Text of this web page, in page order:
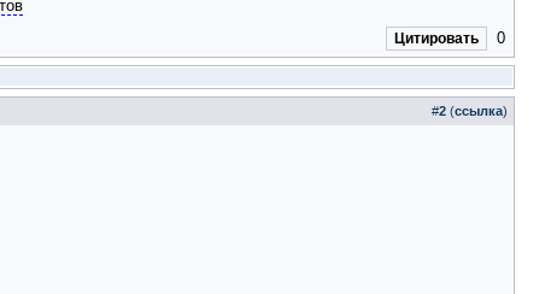
Цитировать 0
#2 (ссылка)